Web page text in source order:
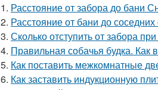
1. Расстояние от забора до бани
2. Расстояние от бани до
3. Сколько отступить от забора
4. Правильная собачья будка. Как
5. Как поставить межкомнатные
6. Как заставить индукционную